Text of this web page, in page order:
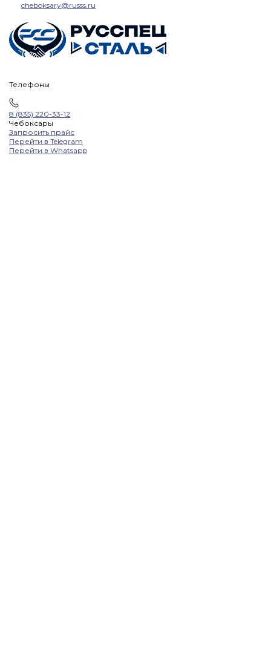
cheboksary@russs.ru
Телефоны
8 (835) 220-33-12
Чебоксары
Запросить прайс
Перейти в Telegram
Перейти в Whatsapp